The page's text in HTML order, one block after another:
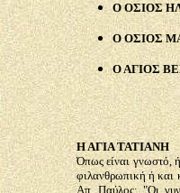
Ο ΟΣΙΟΣ
Ο ΟΣΙΟΣ
Ο ΑΓΙΟΣ
Η ΑΓΙΑ ΤΑΤΙΑΝΗ
Όπως είναι γνωστό,
φιλανθρωπική ή και
Απ. Παύλος: "Οι